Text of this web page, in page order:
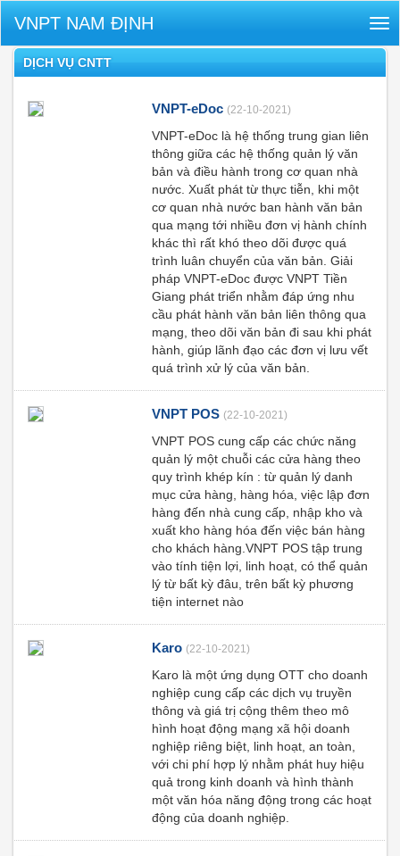
VNPT NAM ĐỊNH
DỊCH VỤ CNTT
VNPT-eDoc (22-10-2021)
VNPT-eDoc là hệ thống trung gian liên
thông giữa các hệ thống quản lý văn
bản và điều hành trong cơ quan nhà
nước. Xuất phát từ thực tiễn, khi một
cơ quan nhà nước ban hành văn bản
qua mạng tới nhiều đơn vị hành chính
khác thì rất khó theo dõi được quá
trình luân chuyển của văn bản. Giải
pháp VNPT-eDoc được VNPT Tiền
Giang phát triển nhằm đáp ứng nhu
cầu phát hành văn bản liên thông qua
mạng, theo dõi văn bản đi sau khi phát
hành, giúp lãnh đạo các đơn vị lưu vết
quá trình xử lý của văn bản.
VNPT POS (22-10-2021)
VNPT POS cung cấp các chức năng
quản lý một chuỗi các cửa hàng theo
quy trình khép kín : từ quản lý danh
mục cửa hàng, hàng hóa, việc lập đơn
hàng đến nhà cung cấp, nhập kho và
xuất kho hàng hóa đến việc bán hàng
cho khách hàng.VNPT POS tập trung
vào tính tiện lợi, linh hoạt, có thể quản
lý từ bất kỳ đâu, trên bất kỳ phương
tiện internet nào
Karo (22-10-2021)
Karo là một ứng dụng OTT cho doanh
nghiệp cung cấp các dịch vụ truyền
thông và giá trị cộng thêm theo mô
hình hoạt động mạng xã hội doanh
nghiệp riêng biệt, linh hoạt, an toàn,
với chi phí hợp lý nhằm phát huy hiệu
quả trong kinh doanh và hình thành
một văn hóa năng động trong các hoạt
động của doanh nghiệp.